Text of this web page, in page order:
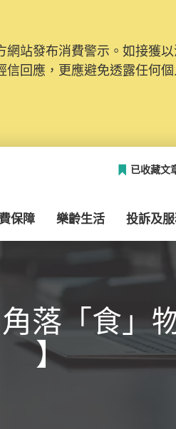
站發布消費警示。如接獲
回應，更應避免透露任何
已收藏文
保障 樂齡生活 投訴及
落「食」
】